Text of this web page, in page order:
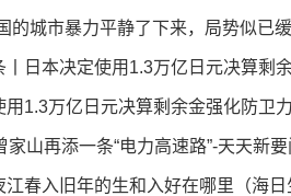
的城市暴力平静了下来，局势似已
丨日本决定使用1.3万亿日元决算剩
用1.3万亿日元决算剩余金强化防卫
山再添一条“电力高速路”-天天新要
江春入旧年的生和入好在哪里（海